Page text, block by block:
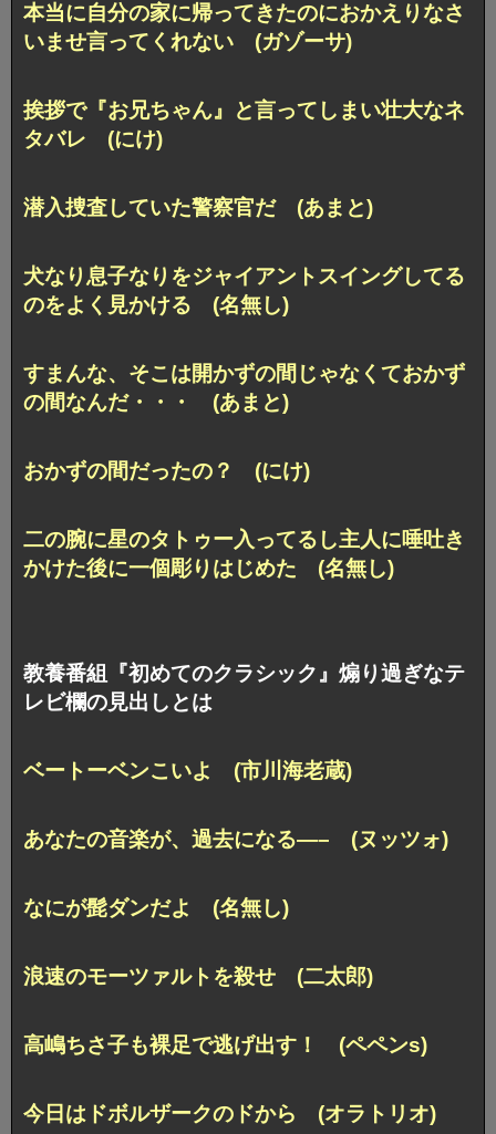
本当に自分の家に帰ってきたのにおかえりなさ
いませ言ってくれない (ガゾーサ)
挨拶で『お兄ちゃん』と言ってしまい壮大なネ
タバレ (にけ)
潜入捜査していた警察官だ (あまと)
犬なり息子なりをジャイアントスイングしてる
のをよく見かける (名無し)
すまんな、そこは開かずの間じゃなくておかず
の間なんだ・・・ (あまと)
おかずの間だったの？ (にけ)
二の腕に星のタトゥー入ってるし主人に唾吐き
かけた後に一個彫りはじめた (名無し)
教養番組『初めてのクラシック』煽り過ぎなテ
レビ欄の見出しとは
ベートーベンこいよ (市川海老蔵)
あなたの音楽が、過去になる—– (ヌッツォ)
なにが髭ダンだよ (名無し)
浪速のモーツァルトを殺せ (二太郎)
高嶋ちさ子も裸足で逃げ出す！ (ペペンs)
今日はドボルザークのドから (オラトリオ)